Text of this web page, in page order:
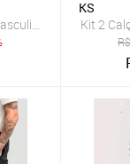
Treino
KS
Kit 2